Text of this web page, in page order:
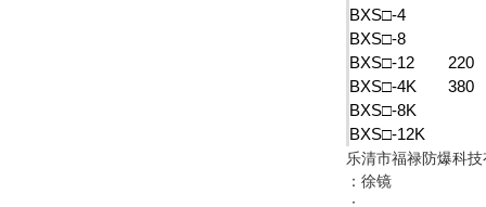
BXS□-4
BXS□-8
BXS□-12
BXS□-4K
BXS□-8K
BXS□-12K
220
380
乐清市福禄防爆科
：徐镜